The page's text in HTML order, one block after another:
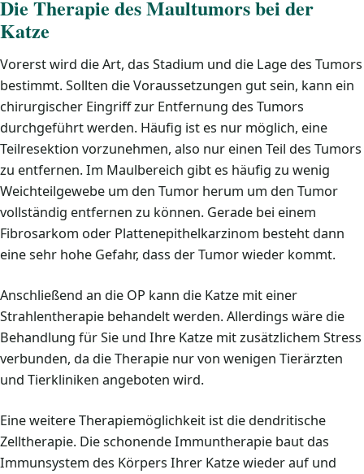
Die Therapie des Maultumors bei der
Katze
Vorerst wird die Art, das Stadium und die Lage des Tumors
bestimmt. Sollten die Voraussetzungen gut sein, kann ein
chirurgischer Eingriff zur Entfernung des Tumors
durchgeführt werden. Häufig ist es nur möglich, eine
Teilresektion vorzunehmen, also nur einen Teil des Tumors
zu entfernen. Im Maulbereich gibt es häufig zu wenig
Weichteilgewebe um den Tumor herum um den Tumor
vollständig entfernen zu können. Gerade bei einem
Fibrosarkom oder Plattenepithelkarzinom besteht dann
eine sehr hohe Gefahr, dass der Tumor wieder kommt.
Anschließend an die OP kann die Katze mit einer
Strahlentherapie behandelt werden. Allerdings wäre die
Behandlung für Sie und Ihre Katze mit zusätzlichem Stress
verbunden, da die Therapie nur von wenigen Tierärzten
und Tierkliniken angeboten wird.
Eine weitere Therapiemöglichkeit ist die dendritische
Zelltherapie. Die schonende Immuntherapie baut das
Immunsystem des Körpers Ihrer Katze wieder auf und